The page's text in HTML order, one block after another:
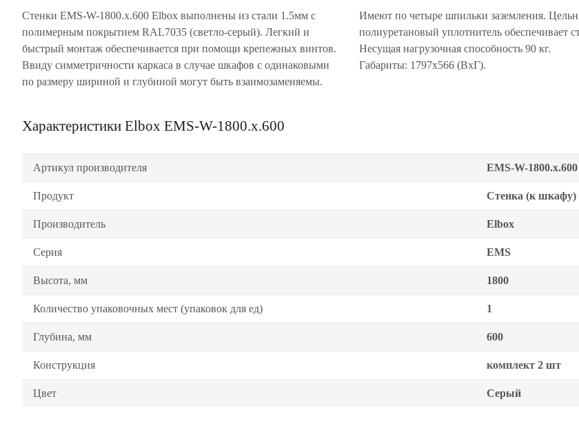
Стенки EMS-W-1800.х.600 Elbox выполнены из стали 1.5мм с
полимерным покрытием RAL7035 (светло-серый). Легкий и
быстрый монтаж обеспечивается при помощи крепежных винтов.
Ввиду симметричности каркаса в случае шкафов с одинаковыми
по размеру шириной и глубиной могут быть взаимозаменяемы.
Имеют по четыре шпильки заземления. Цельный литой
полиуретановый уплотнитель обеспечивает степень защиты IP65.
Несущая нагрузочная способность 90 кг.
Габариты: 1797х566 (ВхГ).
Характеристики Elbox EMS-W-1800.x.600
Артикул производителя EMS-W-1800.x.600
Продукт Стенка (к шкафу)
Производитель Elbox
Серия EMS
Высота, мм 1800
Количество упаковочных мест (упаковок для ед) 1
Глубина, мм 600
Конструкция комплект 2 шт
Цвет Серый